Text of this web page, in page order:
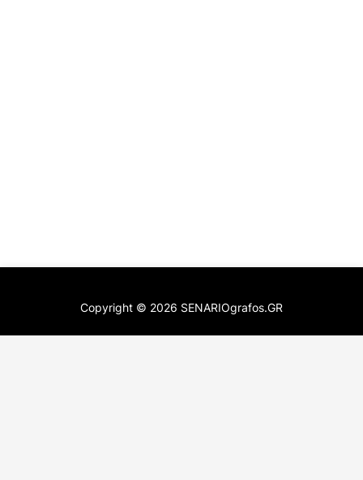
Copyright © 2026 SENARIOgrafos.GR